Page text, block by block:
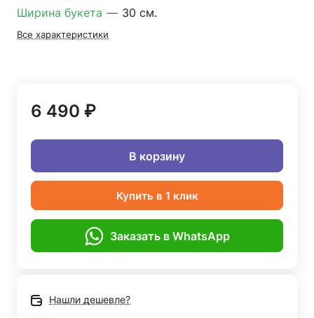
Ширина букета — 30 см.
Все характеристики
6 490 ₽
В корзину
Купить в 1 клик
Заказать в WhatsApp
Нашли дешевле?